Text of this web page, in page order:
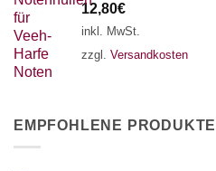
12,80€
inkl. MwSt.
zzgl. Versandkosten
EMPFOHLENE PRODUKTE